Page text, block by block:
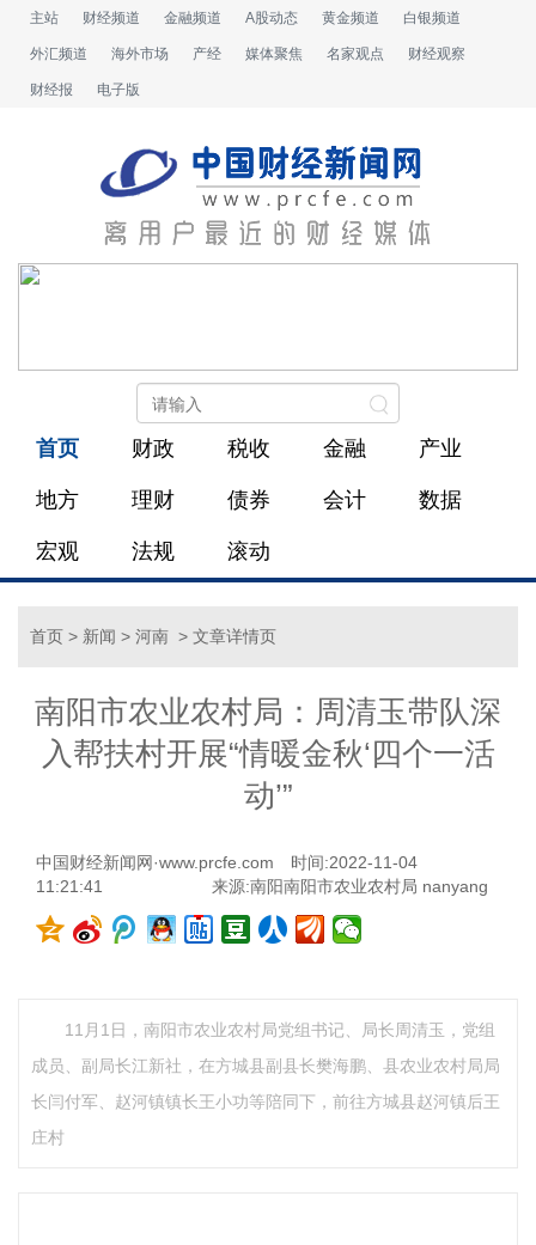
主站 财经频道 金融频道 A股动态 黄金频道 白银频道
外汇频道 海外市场 产经 媒体聚焦 名家观点 财经观察
财经报 电子版
首页 财政 税收 金融 产业
地方 理财 债券 会计 数据
宏观 法规 滚动
首页 > 新闻 > 河南 > 文章详情页
南阳市农业农村局：周清玉带队深
入帮扶村开展“情暖金秋‘四个一活
动’”
中国财经新闻网·www.prcfe.com
时间:2022-11-04
11:21:41
来源:南阳南阳市农业农村局 nanyang
11月1日，南阳市农业农村局党组书记、局长周清玉，党组
成员、副局长江新社，在方城县副县长樊海鹏、县农业农村局局
长闫付军、赵河镇镇长王小功等陪同下，前往方城县赵河镇后王
庄村